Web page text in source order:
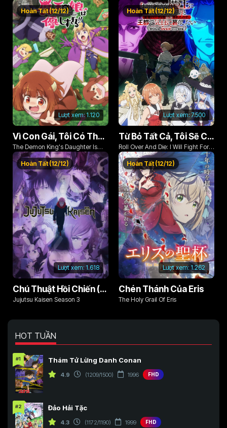
Phoenix
Lượt xem: 1.120
Hoàn Tất (12/12)
Vì Con Gái, Tôi Có Thể Đánh Bại Cả Ma Vương
The Demon King's Daughter Is
Too Kind!!
Lượt xem:7.500
Hoàn Tất (12/12)
Từ Bỏ Tất Cả, Tôi Sẽ Chiến Đấu Cho Một Cuộc Sống Bình Thường Với Tình Yêu Của Đời Mình Và Chiếc Thanh Kiếm Bị Nguyền Rủa!
Roll Over And Die: I Will Fight For
An Ordinary Life With My Love And
Cursed Sword!
Lượt xem: 1.618
Hoàn Tất (12/12)
Chú Thuật Hồi Chiến (Phần 3)
Jujutsu Kaisen Season 3
Lượt xem: 1.262
Hoàn Tất (12/12)
Chén Thánh Của Eris
The Holy Grail Of Eris
HOT TUẦN
#1 Thám Tử Lừng Danh Conan
4.9 (1209/1500) 1996 FHD
#2 Đảo Hải Tặc
4.3 (1172/1190) 1999 FHD